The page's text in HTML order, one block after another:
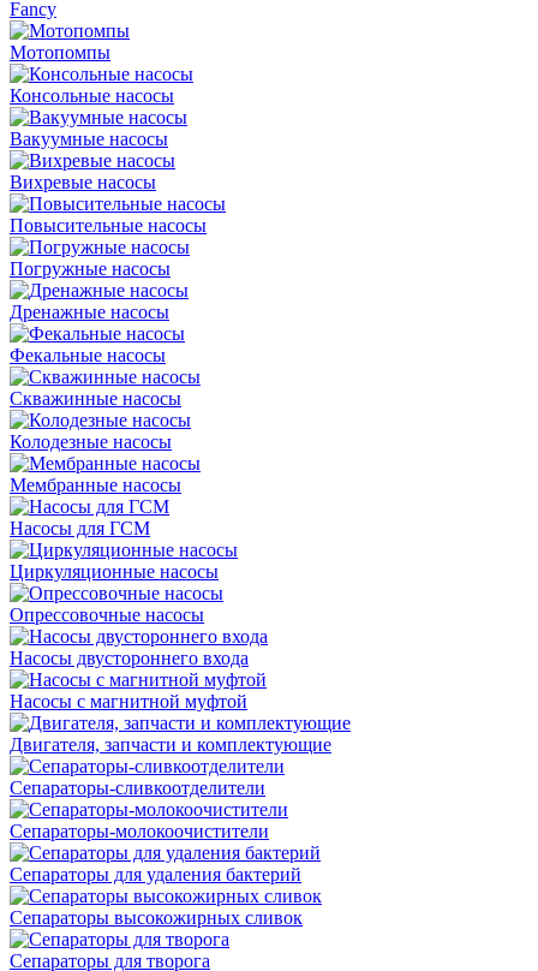
Fancy
Мотопомпы
Консольные насосы
Вакуумные насосы
Вихревые насосы
Повысительные насосы
Погружные насосы
Дренажные насосы
Фекальные насосы
Скважинные насосы
Колодезные насосы
Мембранные насосы
Насосы для ГСМ
Циркуляционные насосы
Опрессовочные насосы
Насосы двустороннего входа
Насосы с магнитной муфтой
Двигателя, запчасти и комплектующие
Сепараторы-сливкоотделители
Сепараторы-молокоочистители
Сепараторы для удаления бактерий
Сепараторы высокожирных сливок
Сепараторы для творога